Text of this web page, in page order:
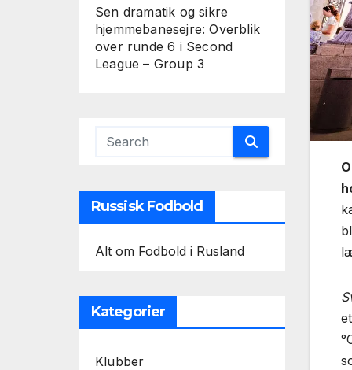
Sen dramatik og sikre
hjemmebanesejre: Overblik
over runde 6 i Second
League – Group 3
Russisk Fodbold
Alt om Fodbold i Rusland
Kategorier
Klubber